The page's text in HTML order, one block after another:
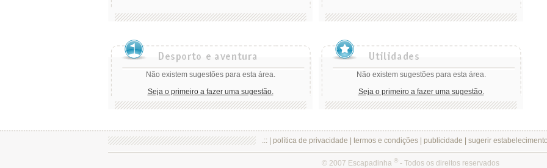
Não existem sugestões para esta área.
Seja o primeiro a fazer uma sugestão.
Não existem sugestões para esta área.
Seja o primeiro a fazer uma sugestão.
.:: | política de privacidade termos e condições| publicidade sugerir estabelecimento
© 2007 Escapadinha ®- Todos os direitos reservados